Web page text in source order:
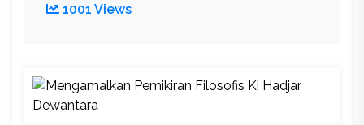
1001 Views